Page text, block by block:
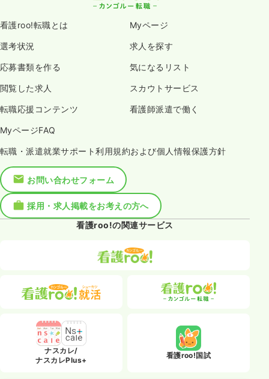
看護roo!転職とは Myページ
選考状況 求人を探す
応募書類を作る 気になるリスト
閲覧した求人 スカウトサービス
転職応援コンテンツ 看護師派遣で働く
MyページFAQ
転職・派遣就業サポート利用規約および個人情報保護方針
お問い合わせフォーム
採用・求人掲載をお考えの方へ
看護roo!の関連サービス
ナスカレ/
ナスカレPlus+
看護roo!国試